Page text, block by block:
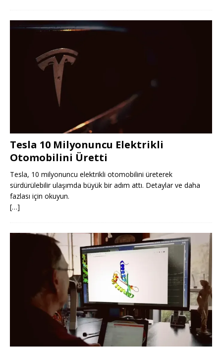
Tesla 10 Milyonuncu Elektrikli
Otomobilini Üretti
Tesla, 10 milyonuncu elektrikli otomobilini üreterek
sürdürülebilir ulaşımda büyük bir adım attı. Detaylar ve daha
fazlası için okuyun.
[…]